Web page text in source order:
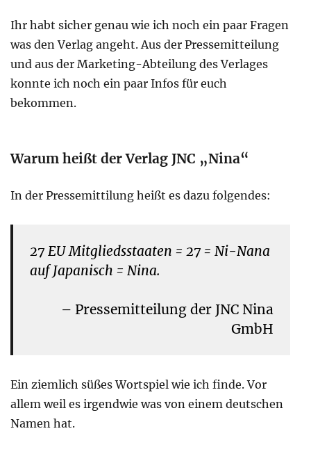
Ihr habt sicher genau wie ich noch ein paar Fragen
was den Verlag angeht. Aus der Pressemitteilung
und aus der Marketing-Abteilung des Verlages
konnte ich noch ein paar Infos für euch
bekommen.
Warum heißt der Verlag JNC „Nina“
In der Pressemittilung heißt es dazu folgendes:
27 EU Mitgliedsstaaten = 27 = Ni-Nana
auf Japanisch = Nina.
– Pressemitteilung der JNC Nina
GmbH
Ein ziemlich süßes Wortspiel wie ich finde. Vor
allem weil es irgendwie was von einem deutschen
Namen hat.